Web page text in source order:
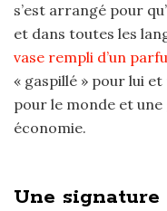
s’est arrangé pour
et dans toutes les
vase rempli d’un
« gaspillé » pour lui
pour le monde et
économie.
Une signature